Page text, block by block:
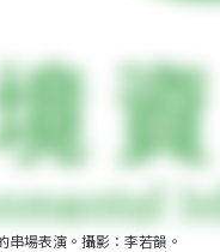
場表演。攝影：李若韻。